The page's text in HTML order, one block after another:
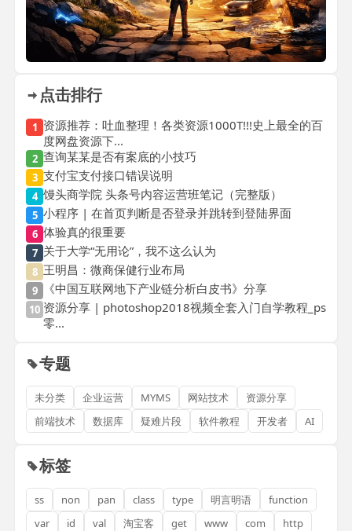
点击排行
1 资源推荐：吐血整理！各类资源1000T!!!史上最全的百
度网盘资源下...
2 查询某某是否有案底的小技巧
3 支付宝支付接口错误说明
4 馒头商学院 头条号内容运营班笔记（完整版）
5 小程序 | 在首页判断是否登录并跳转到登陆界面
6 体验真的很重要
7 关于大学“无用论”，我不这么认为
8 王明昌：微商保健行业布局
9 《中国互联网地下产业链分析白皮书》分享
10 资源分享 | photoshop2018视频全套入门自学教程_ps
零...
专题
未分类 企业运营 MYMS 网站技术
资源分享
前端技术
数据库 疑难片段 软件教程 开发者 AI
标签
ss non pan class type 明言明语
function
var
id val 淘宝客 get www com
http